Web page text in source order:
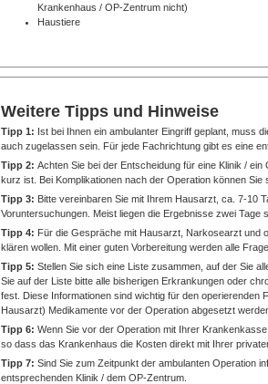
Krankenhaus / OP-Zentrum nicht)
Haustiere
Weitere Tipps und Hinweise
Tipp 1: Ist bei Ihnen ein ambulanter Eingriff geplant, muss
auch zugelassen sein. Für jede Fachrichtung gibt es eine
Tipp 2: Achten Sie bei der Entscheidung für eine Klinik /
kurz ist. Bei Komplikationen nach der Operation können Sie
Tipp 3: Bitte vereinbaren Sie mit Ihrem Hausarzt, ca. 7-10
Voruntersuchungen. Meist liegen die Ergebnisse zwei Tage
Tipp 4: Für die Gespräche mit Hausarzt, Narkosearzt und
klären wollen. Mit einer guten Vorbereitung werden alle
Tipp 5: Stellen Sie sich eine Liste zusammen, auf der Sie
Sie auf der Liste bitte alle bisherigen Erkrankungen oder
fest. Diese Informationen sind wichtig für den operierenden
Hausarzt) Medikamente vor der Operation abgesetzt
Tipp 6: Wenn Sie vor der Operation mit Ihrer
so dass das Krankenhaus die Kosten direkt mit Ihrer
Tipp 7: Sind Sie zum Zeitpunkt der ambulanten Operation
entsprechenden Klinik / dem OP-Zentrum.